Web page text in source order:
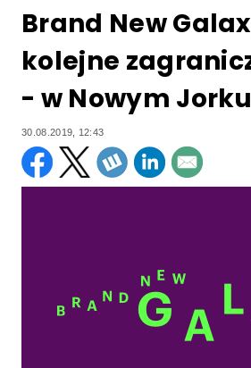
Brand New
kolejne
- w Nowym Jorku
30.08.2019, 12:43